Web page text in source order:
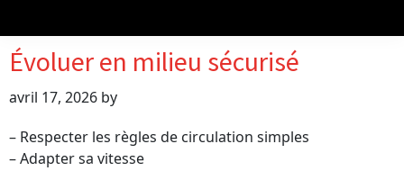
Évoluer en milieu sécurisé
avril 17, 2026 by
– Respecter les règles de circulation simples
– Adapter sa vitesse